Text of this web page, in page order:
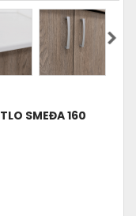
SMEĐA 160